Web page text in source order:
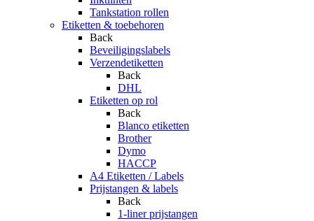
Tankstation rollen
Etiketten & toebehoren
Back
Beveiligingslabels
Verzendetiketten
Back
DHL
Etiketten op rol
Back
Blanco etiketten
Brother
Dymo
HACCP
A4 Etiketten / Labels
Prijstangen & labels
Back
1-liner prijstangen